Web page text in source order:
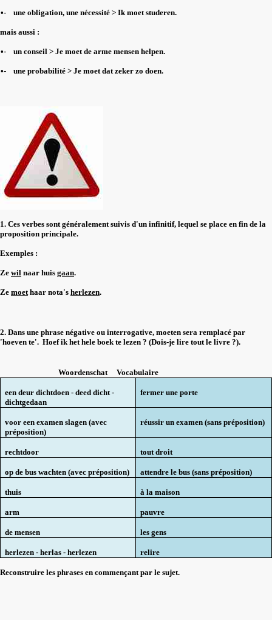
•- une obligation, une nécessité> Ik moet studeren.
mais aussi :
•- un conseil> Je moet de arme mensen helpen.
•- une probabilité> Je moet dat zeker zo doen.
1. Ces verbes sont généralement suivis d'un infinitif, lequel se place en fin de la
proposition principale.
Exemples :
Ze wil naar huis gaan.
Ze moet haar nota's herlezen.
2. Dans une phrase négative ou interrogative, moeten sera remplacé par
'hoeven te'. Hoef ik het hele boek te lezen ? (Dois-je lire tout le livre ?).
Woordenschat Vocabulaire
een deur dichtdoen - deed dicht -
dichtgedaan
fermer une porte
voor een examen slagen (avec
préposition)
réussir un examen (sans préposition)
rechtdoor tout droit
op de bus wachten (avec préposition) attendre le bus (sans préposition)
thuis à la maison
arm pauvre
de mensen les gens
herlezen - herlas - herlezen relire
Reconstruire les phrases en commençant par le sujet.